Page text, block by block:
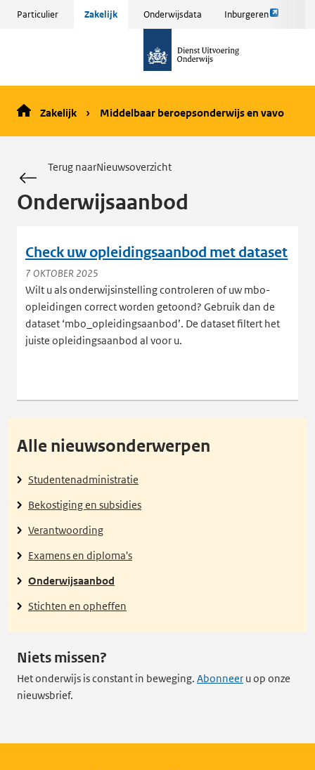
Sla
naar
inhoud
Particulier Zakelijk Onderwijsdata Inburgeren
Link
pagina
de
Zakelijk Middelbaar beroepsonderwijs en vavo
Terug naarNieuwsoverzicht
Onderwijsaanbod
Check uw opleidingsaanbod met dataset
7 OKTOBER 2025
Wilt u als onderwijsinstelling controleren of uw mbo-
opleidingen correct worden getoond? Gebruik dan de
dataset ‘mbo_opleidingsaanbod’. De dataset filtert het
juiste opleidingsaanbod al voor u.
Alle nieuwsonderwerpen
Studentenadministratie
Bekostiging en subsidies
Verantwoording
Examens en diploma's
Onderwijsaanbod
Stichten en opheffen
Niets missen?
Het onderwijs is constant in beweging. Abonneer u op onze
nieuwsbrief.